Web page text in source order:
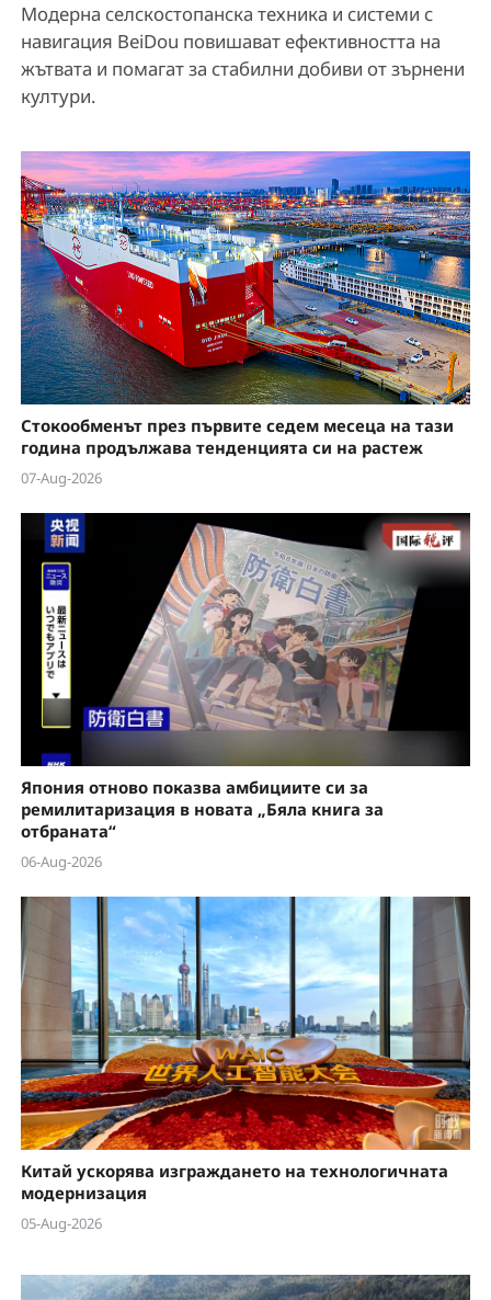
l
a
V
i
d
e
o
Модерна селскостопанска техника и системи с
навигация BeiDou повишават ефективността на
жътвата и помагат за стабилни добиви от зърнени
култури.
Стокообменът през първите седем месеца на тази
година продължава тенденцията си на растеж
07-Aug-2026
Япония отново показва амбициите си за
ремилитаризация в новата „Бяла книга за
отбраната“
06-Aug-2026
Китай ускорява изграждането на технологичната
модернизация
05-Aug-2026